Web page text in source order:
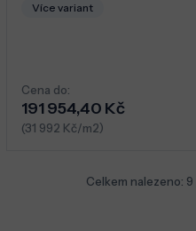
Více variant
Cena do:
191 954,40 Kč
(31 992 Kč/m2)
Celkem nalezeno: 9